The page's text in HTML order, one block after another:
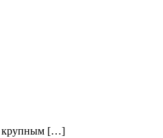
крупным […]